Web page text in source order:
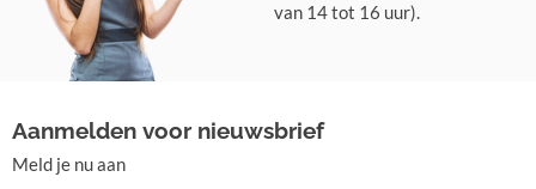
van 14 tot 16 uur).
Aanmelden voor nieuwsbrief
Meld je nu aan